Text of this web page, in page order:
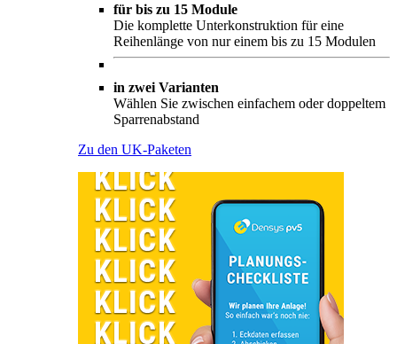
für bis zu 15 Module
Die komplette Unterkonstruktion für eine
Reihenlänge von nur einem bis zu 15 Modulen
in zwei Varianten
Wählen Sie zwischen einfachem oder doppeltem
Sparrenabstand
Zu den UK-Paketen